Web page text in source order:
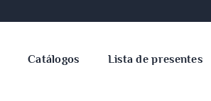
Catálogos Lista de presentes